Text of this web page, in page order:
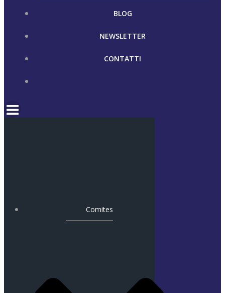
BLOG
NEWSLETTER
CONTATTI
Comites